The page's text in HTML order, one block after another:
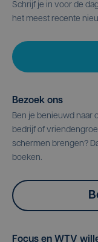
Schrijf je in voor de
het meest recente
Bezoek ons
Ben je benieuwd naar
bedrijf of
schermen brengen?
boeken.
Focus en WTV